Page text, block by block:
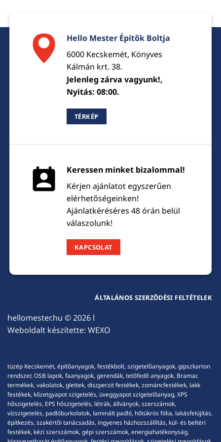
Hello Mester Építők Boltja
6000 Kecskemét, Könyves
Kálmán krt. 38.
Jelenleg zárva vagyunk!,
Nyitás: 08:00.
TÉRKÉP
Keressen minket bizalommal!
Kérjen ajánlatot egyszerűen
elérhetőségeinken!
Ajánlatkéréséres 48 órán belül
válaszolunk!
KAPCSOLAT
hellomester.hu © 2026 l
Weboldalt készítette: WEXO
ÁLTALÁNOS SZERZŐDÉSI FELTÉTELEK
tüzép Kecskemét, építőanyagok, festékbolt, szigetelőanyagok, gipszkarton
rendszer, OSB lapok, faanyagok, gerendák, tetőfedő anyagok, Bramac
termékek, vakolatok, glettek, diszperzit festékek, zománcfestékek, lakk
festékek, kőzetgyapot szigetelés, üveggyapot szigetelőanyag, XPS
hőszigetelés, EPS hőszigetelés, létrák, állványok, szerszámok,
vízszigetelés, padlóburkolatok, laminált padló, hőtükrös fólia, lakásfelújítás,
építkezés, szakértői tanácsadás, ingyenes házhozszállítás, kül- és beltéri
festékek, kézi szerszámok, gépi szerszámok, energiahatékonyság,